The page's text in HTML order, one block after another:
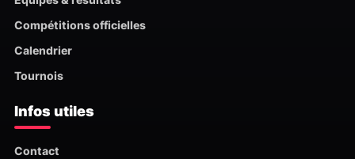
Compétitions officielles
Calendrier
Tournois
Infos utiles
Contact